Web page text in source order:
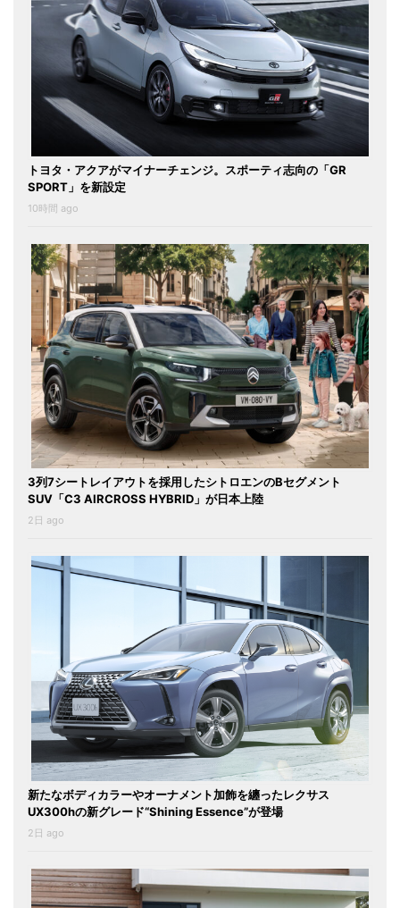
トヨタ・アクアがマイナーチェンジ。スポーティ志向の「GR
SPORT」を新設定
10時間 ago
3列7シートレイアウトを採用したシトロエンのBセグメント
SUV「C3 AIRCROSS HYBRID」が日本上陸
2日 ago
新たなボディカラーやオーナメント加飾を纏ったレクサス
UX300hの新グレード“Shining Essence”が登場
2日 ago